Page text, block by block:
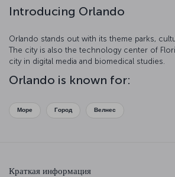
Introducing Orlando
Orlando stands out with its theme parks,
The city is also the technology center of
city in digital media and biomedical studies.
Orlando is known for:
Море Город Велнес
Краткая информация